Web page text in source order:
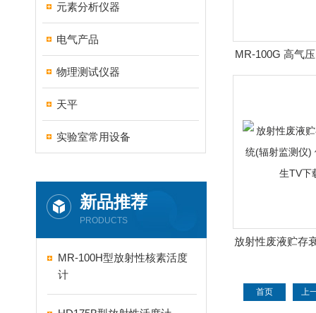
元素分析仪器
电气产品
物理测试仪器
天平
实验室常用设备
新品推荐
PRODUCTS
MR-100H型放射性核素活度
计
MR-100G 高气
测仪 辐
放射性废液贮存
载
首页 上